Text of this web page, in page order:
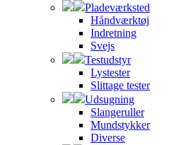
Pladeværksted
Håndværktøj
Indretning
Svejs
Testudstyr
Lystester
Slittage tester
Udsugning
Slangeruller
Mundstykker
Diverse